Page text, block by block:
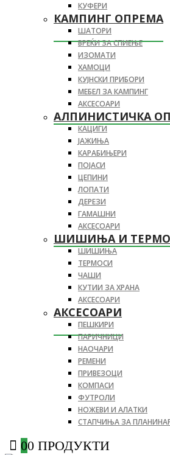
КУФЕРИ
КАМПИНГ ОПРЕМА
ШАТОРИ
ВРЕЌИ ЗА СПИЕЊЕ
ИЗОМАТИ
ХАМОЦИ
КУЈНСКИ ПРИБОРИ
МЕБЕЛ ЗА КАМПИНГ
АКСЕСОАРИ
АЛПИНИСТИЧКА
КАЦИГИ
ЈАЖИЊА
КАРАБИЊЕРИ
ПОЈАСИ
ЦЕПИНИ
ЛОПАТИ
ДЕРЕЗИ
ГАМАШНИ
АКСЕСОАРИ
ШИШИЊА И
ШИШИЊА
ТЕРМОСИ
ЧАШИ
КУТИИ ЗА ХРАНА
АКСЕСОАРИ
АКСЕСОАРИ
ПЕШКИРИ
ПАРИЧНИЦИ
НАОЧАРИ
РЕМЕНИ
ПРИВЕЗОЦИ
КОМПАСИ
ФУТРОЛИ
НОЖЕВИ И АЛАТКИ
СТАПЧИЊА ЗА
00 ПРОДУКТИ